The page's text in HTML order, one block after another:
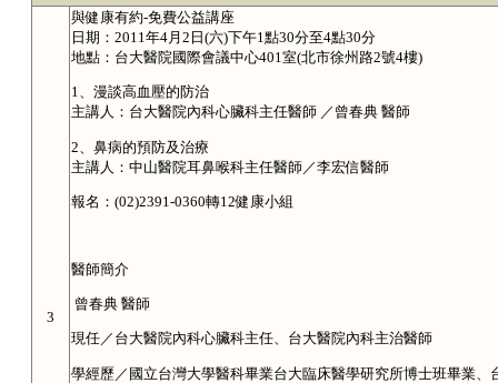
3
與健康有約-免費公益講座
日期：2011年4月2日(六)下午1點30分至4點30分
地點：台大醫院國際會議中心401室(北市徐州路2號4樓)
1、漫談高血壓的防治
主講人：台大醫院內科心臟科主任醫師 ／曾春典 醫師
2、鼻病的預防及治療
主講人：中山醫院耳鼻喉科主任醫師／李宏信醫師
報名：(02)2391-0360轉12健康小組
醫師簡介
曾春典 醫師
現任／台大醫院內科心臟科主任、台大醫院內科主治醫師
學經歷／國立台灣大學醫科畢業台大臨床醫學研究所博士班畢業